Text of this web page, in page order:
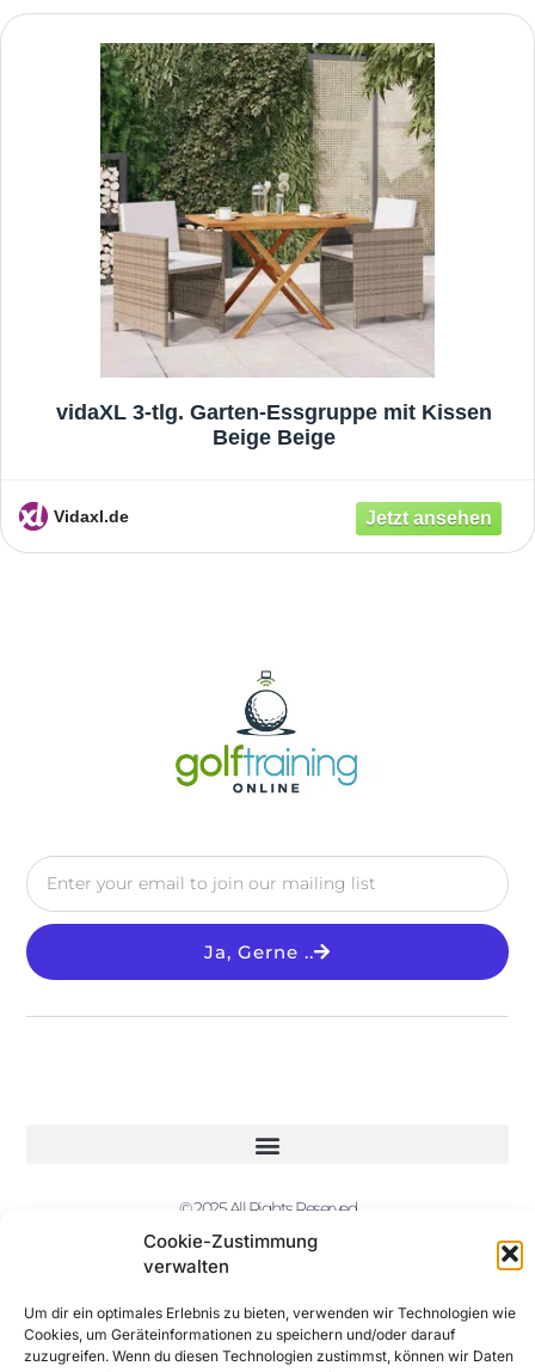
Cookie-Zustimmung
verwalten
Um dir ein optimales Erlebnis zu bieten, verwenden wir Technologien wie
Cookies, um Geräteinformationen zu speichern und/oder darauf
zuzugreifen. Wenn du diesen Technologien zustimmst, können wir Daten
vidaXL 3-tlg. Garten-Essgruppe mit Kissen
Beige Beige
Vidaxl.de
Ja, Gerne ..
© 2025 All Rights Reserved